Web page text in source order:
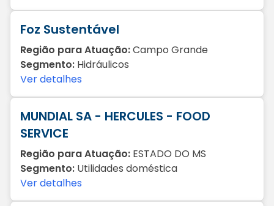
Foz Sustentável
Região para Atuação:Campo Grande
Segmento: Hidráulicos
Ver detalhes
MUNDIAL SA - HERCULES - FOOD
SERVICE
Região para Atuação: ESTADO DO MS
Segmento: Utilidades doméstica
Ver detalhes